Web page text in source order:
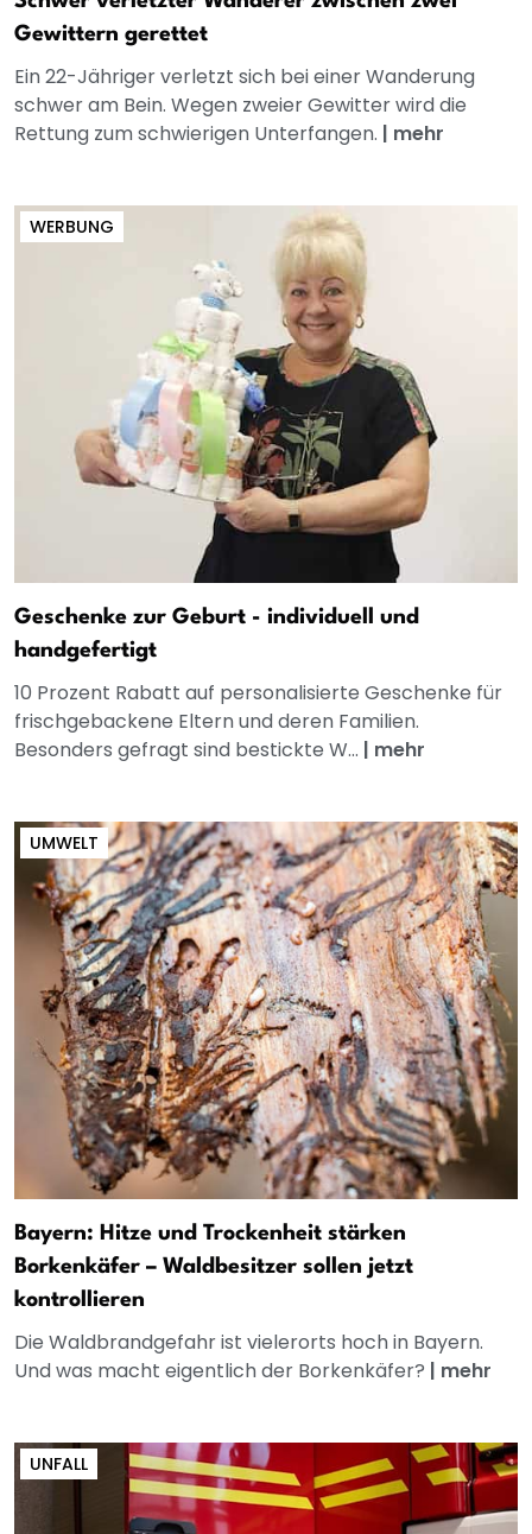
Gewittern gerettet
Ein 22-Jähriger verletzt sich bei einer Wanderung
schwer am Bein. Wegen zweier Gewitter wird die
Rettung zum schwierigen Unterfangen. | mehr
WERBUNG
Geschenke zur Geburt - individuell und
handgefertigt
10 Prozent Rabatt auf personalisierte Geschenke für
frischgebackene Eltern und deren Familien.
Besonders gefragt sind bestickte W... | mehr
UMWELT
Bayern: Hitze und Trockenheit stärken
Borkenkäfer – Waldbesitzer sollen jetzt
kontrollieren
Die Waldbrandgefahr ist vielerorts hoch in Bayern.
Und was macht eigentlich der Borkenkäfer? | mehr
UNFALL